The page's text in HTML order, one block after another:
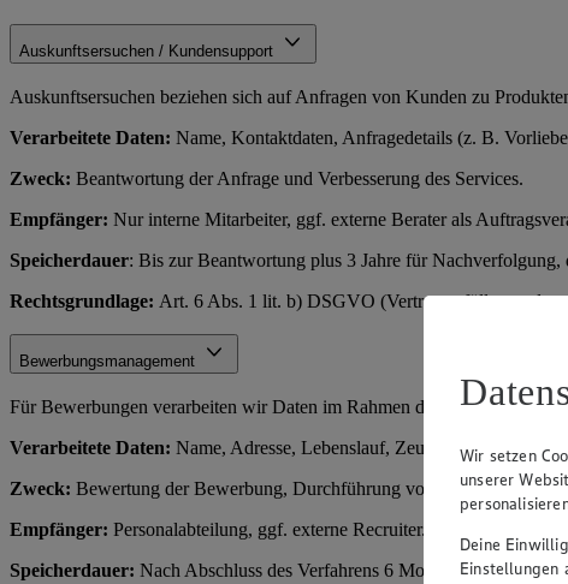
Auskunftsersuchen / Kundensupport
Auskunftsersuchen beziehen sich auf Anfragen von Kunden zu
Verarbeitete Daten: Name, Kontaktdaten, Anfragedetails (z. B.
Zweck: Beantwortung der Anfrage und Verbesserung des Services.
Empfänger: Nur interne Mitarbeiter, ggf. externe Berater als
Speicherdauer: Bis zur Beantwortung plus 3 Jahre für Nachverfolgung,
Rechtsgrundlage: Art. 6 Abs. 1 lit. b) DSGVO (Vertragserfüllung oder
Bewerbungsmanagement
Für Bewerbungen verarbeiten wir Daten im Rahmen des
Verarbeitete Daten: Name, Adresse, Lebenslauf, Zeugnisse,
Zweck: Bewertung der Bewerbung, Durchführung von
Empfänger: Personalabteilung, ggf. externe Recruiter.
Speicherdauer: Nach Abschluss des Verfahrens 6 Monate (für
Wir setzen
unserer
Deine
Einstellungen